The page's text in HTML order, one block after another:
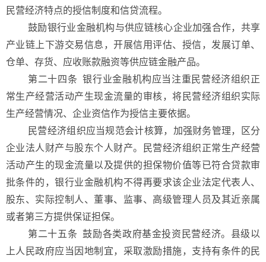
民营经济特点的授信制度和信贷流程。
鼓励银行业金融机构与供应链核心企业加强合作，共享
产业链上下游交易信息，开展信用评估、授信，发展订单、
仓单、存货、应收账款融资等供应链金融产品。
第二十四条 银行业金融机构应当注重民营经济组织正
常生产经营活动产生现金流量的审核，将民营经济组织实际
生产经营情况、企业资信作为授信主要依据。
民营经济组织应当规范会计核算，加强财务管理，区分
企业法人财产与股东个人财产。民营经济组织正常生产经营
活动产生的现金流量以及提供的担保物价值等已符合贷款审
批条件的，银行业金融机构不得再要求该企业法定代表人、
股东、实际控制人、董事、监事、高级管理人员及其近亲属
或者第三方提供保证担保。
第二十五条 鼓励各类政府基金投资民营经济。县级以
上人民政府应当因地制宜，采取激励措施，支持有条件的民